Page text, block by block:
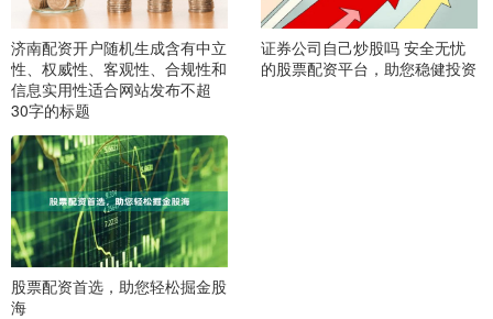
济南配资开户随机生成含有中立
性、权威性、客观性、合规性和
信息实用性适合网站发布不超
30字的标题
证券公司自己炒股吗 安全无忧
的股票配资平台，助您稳健投资
股票配资首选，助您轻松掘金股
海